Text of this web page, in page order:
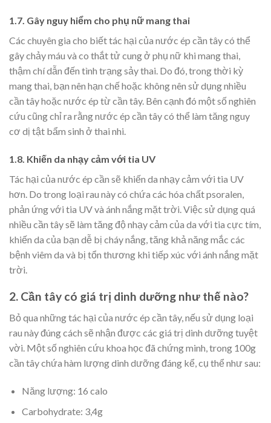
1.7. Gây nguy hiểm cho phụ nữ mang thai
Các chuyên gia cho biếttác hại của nước ép cần tây có thể
gây chảy máu và co thắt tử cung ở phụ nữ khi mang thai,
thậm chí dẫn đến tình trạng sảy thai. Do đó, trong thời kỳ
mang thai, bạn nên hạn chế hoặc không nên sử dụng nhiều
cần tây hoặc nước ép từ cần tây. Bên cạnh đó một số nghiên
cứu cũng chỉ ra rằng nước ép cần tây có thể làm tăng nguy
cơ dị tật bẩm sinh ở thai nhi.
1.8. Khiến da nhạy cảm với tia UV
Tác hại của nước ép cần sẽ khiến da nhạy cảm với tia UV
hơn. Do trong loại rau này có chứa các hóa chất psoralen,
phản ứng với tia UV và ánh nắng mặt trời. Việc sử dụng quá
nhiều cần tây sẽ làm tăng độ nhạy cảm của da với tia cực tím,
khiến da của bạn dễ bị cháy nắng, tăng khả năng mắc các
bệnh viêm da và bị tổn thương khi tiếp xúc với ánh nắng mặt
trời.
2. Cần tây có giá trị dinh dưỡng như thế nào?
Bỏ qua những tác hại của nước ép cần tây, nếu sử dụng loại
rau này đúng cách sẽ nhận được các giá trị dinh dưỡng tuyệt
vời. Một số nghiên cứu khoa học đã chứng minh, trong 100g
cần tây chứa hàm lượng dinh dưỡng đáng kể, cụ thể như sau:
Năng lượng: 16 calo
Carbohydrate: 3,4g